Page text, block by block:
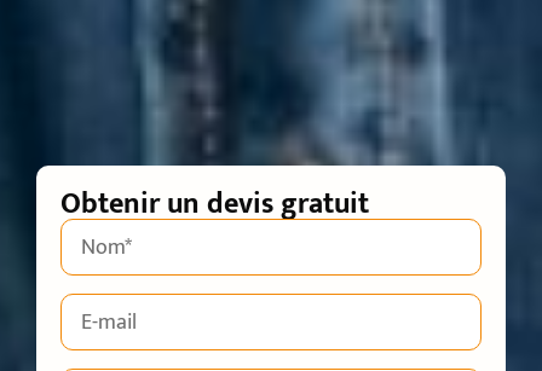
Obtenir un devis gratuit